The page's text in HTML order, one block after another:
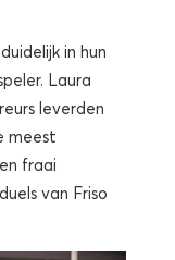
in hun
Laura
leverden
meest
fraai
van Friso